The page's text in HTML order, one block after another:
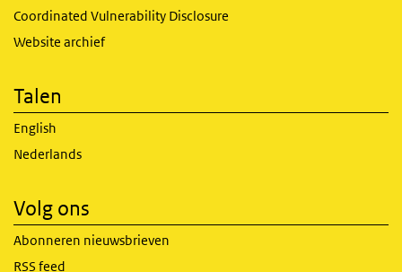
Coordinated Vulnerability Disclosure
Website archief
Talen
English
Nederlands
Volg ons
Abonneren nieuwsbrieven
RSS feed